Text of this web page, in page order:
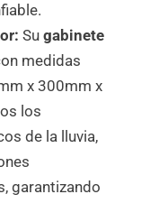
Su gabinete
medidas
x 300mm x
los
de la lluvia,
garantizando